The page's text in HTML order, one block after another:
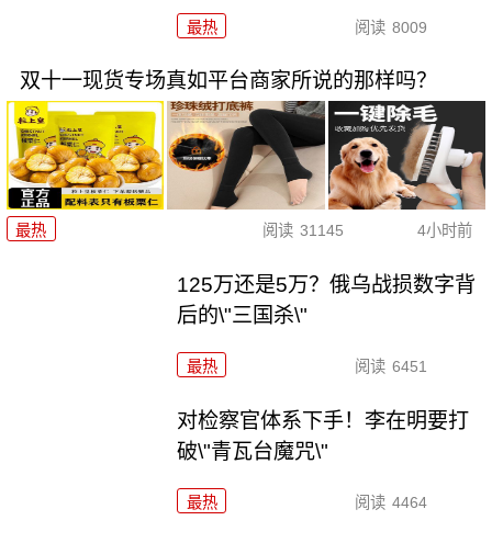
最热 阅读 8009
双十一现货专场真如平台商家所说的那样吗？
最热 阅读 31145 4小时前
125万还是5万？俄乌战损数字背
后的\"三国杀\"
最热 阅读 6451
对检察官体系下手！李在明要打
破\"青瓦台魔咒\"
最热 阅读 4464